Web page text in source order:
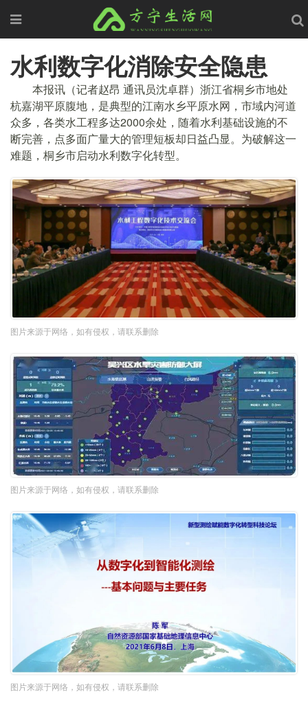
水利数字化消除安全隐患
本报讯（记者赵昂 通讯员沈卓群）浙江省桐乡市地处
杭嘉湖平原腹地，是典型的江南水乡平原水网，市域内河道
众多，各类水工程多达2000余处，随着水利基础设施的不
断完善，点多面广量大的管理短板却日益凸显。为破解这一
难题，桐乡市启动水利数字化转型。
图片来源于网络，如有侵权，请联系删除
图片来源于网络，如有侵权，请联系删除
图片来源于网络，如有侵权，请联系删除